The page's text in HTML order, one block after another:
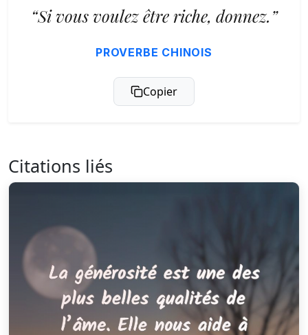
“Si vous voulez être riche, donnez.”
PROVERBE CHINOIS
Copier
Citations liés